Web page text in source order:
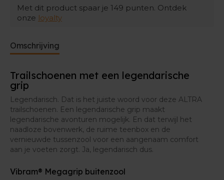
De zero-drop
Het bredere teengedeelte
gevoel.
Met dit product spaar je 149 punten. Ontdek
onze loyalty
Omschrijving
Trailschoenen met een legendarische
grip
Legendarisch. Dat is het juiste woord voor deze ALTRA
trailschoenen. Een legendarische grip maakt
legendarische avonturen mogelijk. En dat terwijl het
naadloze bovenwerk, de ruime teenbox en de
vernieuwde tussenzool voor een aangenaam comfort
aan je voeten zorgt. Ja, legendarisch dus.
Vibram® Megagrip buitenzool